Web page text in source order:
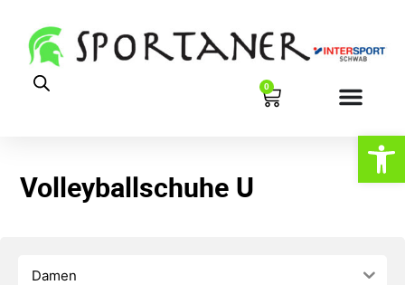
0
Volleyballschuhe U
Damen